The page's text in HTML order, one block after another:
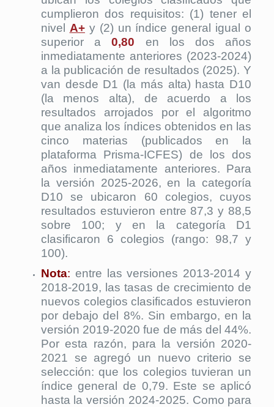
cumplieron dos requisitos: (1) tener el
nivel A+y (2) un índice general igual o
superior a0,80 en los dos años
inmediatamente anteriores (2023-2024)
a la publicación de resultados (2025). Y
van desde D1 (la más alta) hasta D10
(la menos alta), de acuerdo a los
resultados arrojados por el algoritmo
que analiza los índices obtenidos en las
cinco materias (publicados en la
plataforma Prisma-ICFES) de los dos
años inmediatamente anteriores. Para
la versión 2025-2026, en la categoría
D10 se ubicaron 60 colegios, cuyos
resultados estuvieron entre 87,3 y 88,5
sobre 100; y en la categoría D1
clasificaron 6 colegios (rango: 98,7 y
100).
Nota: entre las versiones 2013-2014 y
2018-2019, las tasas de crecimiento de
nuevos colegios clasificados estuvieron
por debajo del 8%. Sin embargo, en la
versión 2019-2020 fue de más del 44%.
Por esta razón, para la versión 2020-
2021 se agregó un nuevo criterio se
selección: que los colegios tuvieran un
índice general de 0,79. Este se aplicó
hasta la versión 2024-2025. Como para